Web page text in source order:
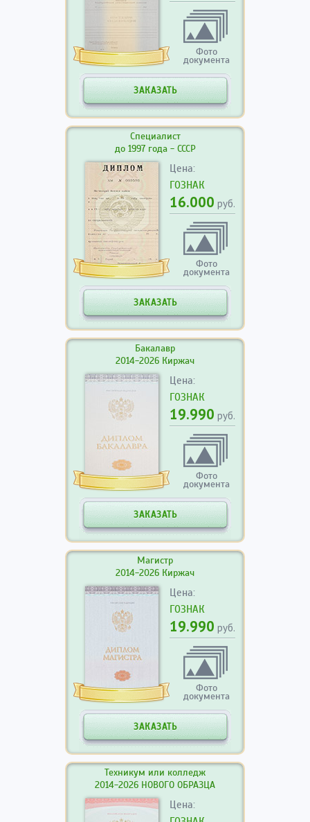
Фото
документа
ЗАКАЗАТЬ
Специалист
до 1997 года - СССР
Цена:
ГОЗНАК
16.000 руб.
Фото
документа
ЗАКАЗАТЬ
Бакалавр
2014-2026 Киржач
Цена:
ГОЗНАК
19.990 руб.
Фото
документа
ЗАКАЗАТЬ
Магистр
2014-2026 Киржач
Цена:
ГОЗНАК
19.990 руб.
Фото
документа
ЗАКАЗАТЬ
Техникум или колледж
2014-2026 НОВОГО ОБРАЗЦА
Цена: